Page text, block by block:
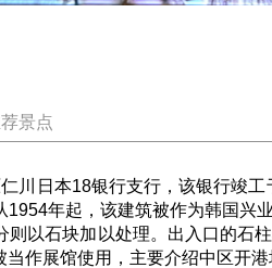
景点
日本18银行支行，该银行竣
年起，该建筑被作为韩国
以石块加以处理。出入口的石
作展馆使用，主要介绍中区开港